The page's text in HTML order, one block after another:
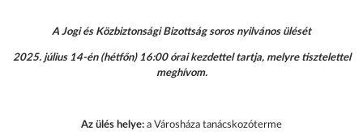
A Jogi és Közbiztonsági Bizottság soros nyilvános ülését
2025. július 14-én (hétfőn) 16:00 órai kezdettel tartja, melyre tisztelettel
meghívom.
Az ülés helye: a Városháza tanácskozóterme